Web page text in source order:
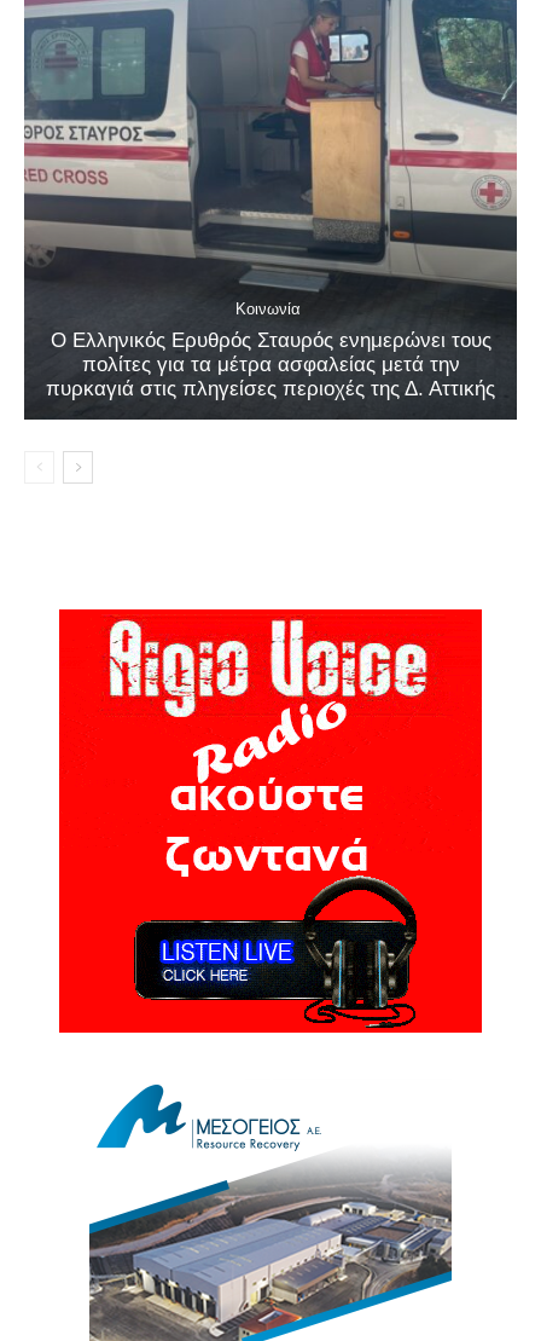
Κοινωνία
Ο Ελληνικός Ερυθρός Σταυρός ενημερώνει τους
πολίτες για τα μέτρα ασφαλείας μετά την
πυρκαγιά στις πληγείσες περιοχές της Δ. Αττικής